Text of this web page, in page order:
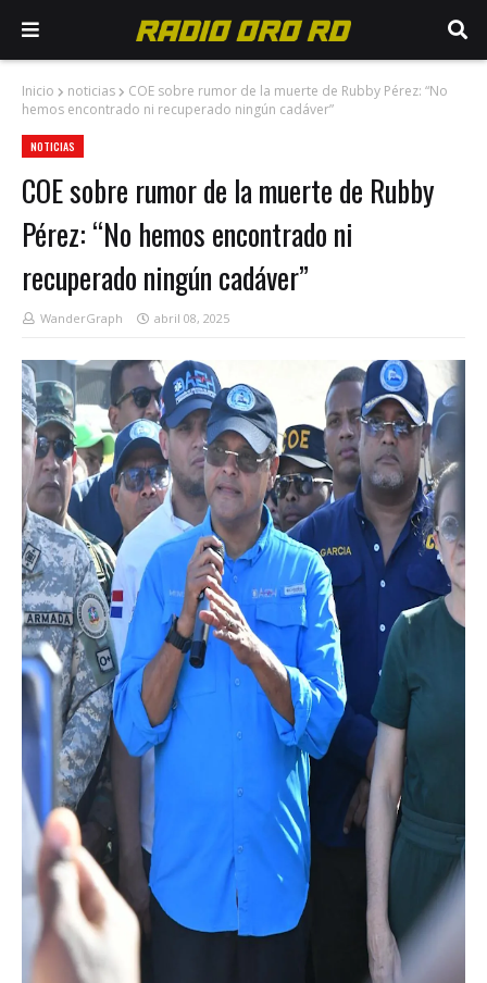
Inicio noticias
COE sobre rumor de la muerte de Rubby Pérez: “No
hemos encontrado ni recuperado ningún cadáver”
NOTICIAS
COE sobre rumor de la muerte de Rubby
Pérez: “No hemos encontrado ni
recuperado ningún cadáver”
WanderGraph abril 08, 2025